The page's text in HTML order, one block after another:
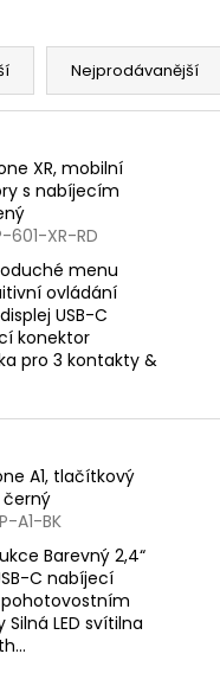
Nejprodávanější
XR, mobilní
s nabíjecím
601-XR-RD
menu
ovládání
USB-C
konektor
pro 3 kontakty &
A1, tlačítkový
černý
A1-BK
Barevný 2,4“
C nabíjecí
pohotovostním
LED svítilna